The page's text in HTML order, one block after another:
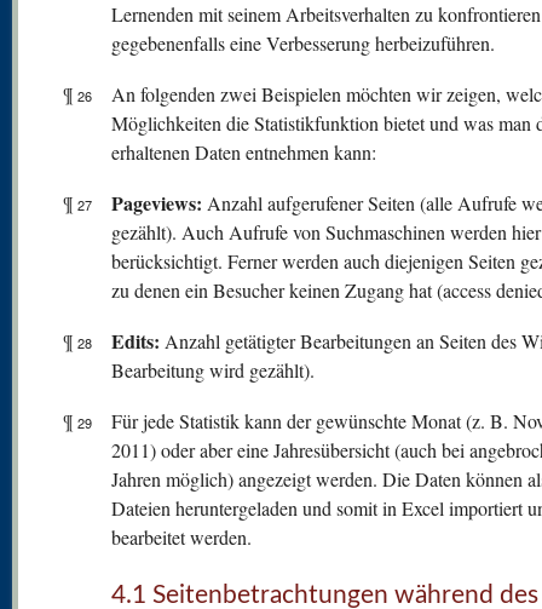
Lernenden mit seinem Arbeitsverhalten zu
gegebenenfalls eine Verbesserung herbeizuführen.
¶ 26
An folgenden zwei Beispielen möchten wir zeigen,
Möglichkeiten die Statistikfunktion bietet und was man
erhaltenen Daten entnehmen kann:
¶ 27 Pageviews: Anzahl aufgerufener Seiten (alle Aufrufe
gezählt). Auch Aufrufe von Suchmaschinen werden hier
berücksichtigt. Ferner werden auch diejenigen Seiten
zu denen ein Besucher keinen Zugang hat (access
¶ 28 Edits: Anzahl getätigter Bearbeitungen an Seiten des
Bearbeitung wird gezählt).
¶ 29
Für jede Statistik kann der gewünschte Monat (z. B.
2011) oder aber eine Jahresübersicht (auch bei
Jahren möglich) angezeigt werden. Die Daten können
Dateien heruntergeladen und somit in Excel importiert
bearbeitet werden.
4.1 Seitenbetrachtungen während des